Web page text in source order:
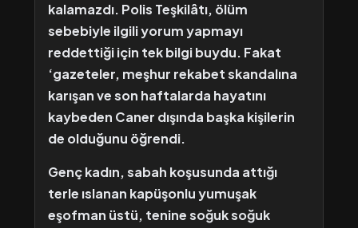
kalamazdı. Polis Teşkilâtı, ölüm
sebebiyle ilgili yorum yapmayı
reddettiği için tek bilgi buydu. Fakat
‘gazeteler, meşhur rekabet skandalına
karışan ve son haftalarda hayatını
kaybeden Caner dışında başka kişilerin
de olduğunu öğrendi.
Genç kadın, sabah koşusunda attığı
terle ıslanan kapüşonlu yumuşak
eşofman üstü, tenine soğuk soğuk